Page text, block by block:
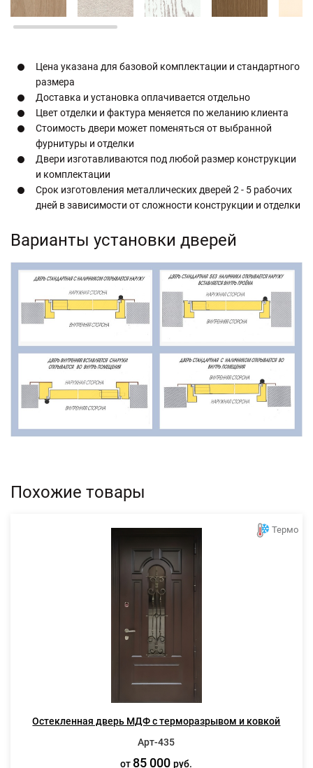
Цена указана для базовой комплектации и стандартного
размера
Доставка и установка оплачивается отдельно
Цвет отделки и фактура меняется по желанию клиента
Стоимость двери может поменяться от выбранной
фурнитуры и отделки
Двери изготавливаются под любой размер конструкции
и комплектации
Срок изготовления металлических дверей 2 - 5 рабочих
дней в зависимости от сложности конструкции и отделки
Варианты установки дверей
Похожие товары
Термо
Остекленная дверь МДФ с терморазрывом и ковкой
Арт-435
от 85 000руб.